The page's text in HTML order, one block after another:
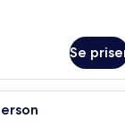
Se
med en stor